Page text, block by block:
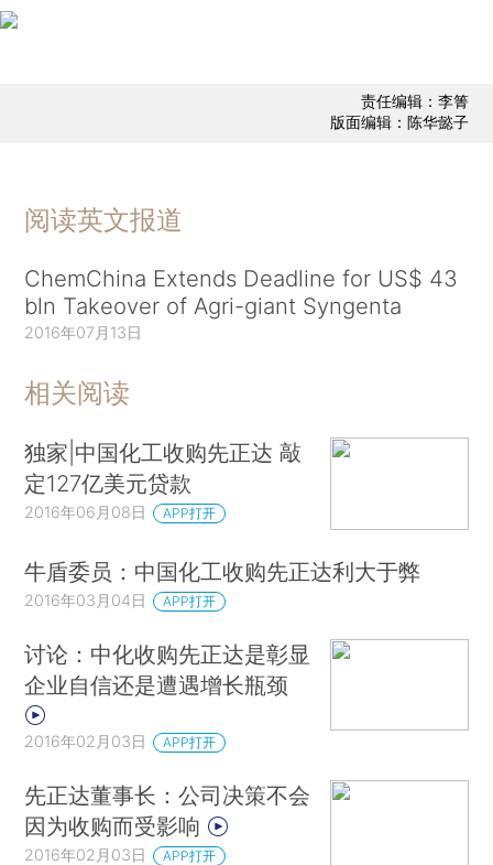
责任编辑：李箐
版面编辑：陈华懿子
阅读英文报道
ChemChina Extends Deadline for US$ 43
bln Takeover of Agri-giant Syngenta
2016年07月13日
相关阅读
独家|中国化工收购先正达 敲
定127亿美元贷款
2016年06月08日 APP打开
牛盾委员：中国化工收购先正达利大于弊
2016年03月04日 APP打开
讨论：中化收购先正达是彰显
企业自信还是遭遇增长瓶颈
2016年02月03日 APP打开
先正达董事长：公司决策不会
因为收购而受影响
2016年02月03日 APP打开